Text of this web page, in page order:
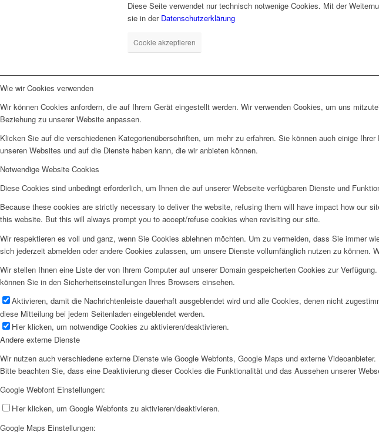
Diese Seite verwendet nur technisch notwenige Cookies. Mit der
sie in der Datenschutzerklärung
Cookie akzeptieren
Wie wir Cookies verwenden
Wir können Cookies anfordern, die auf Ihrem Gerät eingestellt werden. Wir verwenden Cookies, um uns
Beziehung zu unserer Website anpassen.
Klicken Sie auf die verschiedenen Kategorienüberschriften, um mehr zu erfahren. Sie können auch einige
unseren Websites und auf die Dienste haben kann, die wir anbieten können.
Notwendige Website Cookies
Diese Cookies sind unbedingt erforderlich, um Ihnen die auf unserer Webseite verfügbaren Dienste und
Because these cookies are strictly necessary to deliver the website, refusing them will have impact how our
this website. But this will always prompt you to accept/refuse cookies when revisiting our site.
Wir respektieren es voll und ganz, wenn Sie Cookies ablehnen möchten. Um zu vermeiden, dass Sie immer
sich jederzeit abmelden oder andere Cookies zulassen, um unsere Dienste vollumfänglich nutzen zu können.
Wir stellen Ihnen eine Liste der von Ihrem Computer auf unserer Domain gespeicherten Cookies zur
können Sie in den Sicherheitseinstellungen Ihres Browsers einsehen.
Aktivieren, damit die Nachrichtenleiste dauerhaft ausgeblendet wird und alle Cookies, denen nicht
diese Mitteilung bei jedem Seitenladen eingeblendet werden.
Hier klicken, um notwendige Cookies zu aktivieren/deaktivieren.
Andere externe Dienste
Wir nutzen auch verschiedene externe Dienste wie Google Webfonts, Google Maps und externe
Bitte beachten Sie, dass eine Deaktivierung dieser Cookies die Funktionalität und das Aussehen unserer
Google Webfont Einstellungen:
Hier klicken, um Google Webfonts zu aktivieren/deaktivieren.
Google Maps Einstellungen: